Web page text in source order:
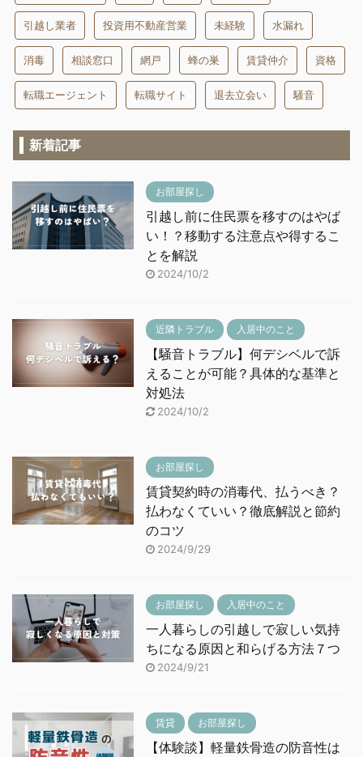
引越し業者 投資用不動産営業 未経験 水漏れ
消毒 相談窓口 網戸 蜂の巣 賃貸仲介 資格
転職エージェント 転職サイト 退去立会い 騒音
新着記事
お部屋探し
引越し前に住民票を移すのはやば
い！？移動する注意点や得するこ
とを解説
2024/10/2
近隣トラブル 入居中のこと
【騒音トラブル】何デシベルで訴
えることが可能？具体的な基準と
対処法
2024/10/2
お部屋探し
賃貸契約時の消毒代、払うべき？
払わなくていい？徹底解説と節約
のコツ
2024/9/29
お部屋探し 入居中のこと
一人暮らしの引越しで寂しい気持
ちになる原因と和らげる方法７つ
2024/9/21
賃貸 お部屋探し
【体験談】軽量鉄骨造の防音性は